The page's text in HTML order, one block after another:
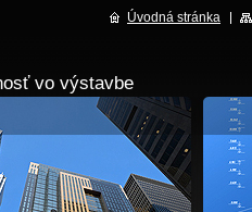
vo výstavbe
Úvodná stránka